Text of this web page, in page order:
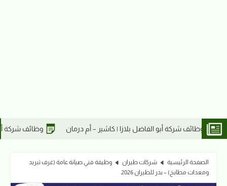
– أم درمان وظائف شركة أبو الفاضل بلازا | موظف/ة تقنية معلومات
الصفحة الرئيسية شركات طيران
وظيفة فني صيانة عامة (غرف تبريد
ومعدات مطابخ) – بدر للطيران 2026